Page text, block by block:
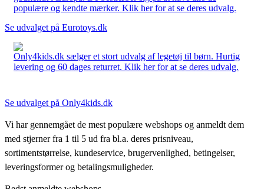
populære og kendte mærker. Klik her for at se deres udvalg.
Se udvalget på Eurotoys.dk
Only4kids.dk sælger et stort udvalg af legetøj til børn. Hurtig
levering og 60 dages returret. Klik her for at se deres udvalg.
Se udvalget på Only4kids.dk
Vi har gennemgået de mest populære webshops og anmeldt dem
med stjerner fra 1 til 5 ud fra bl.a. deres prisniveau,
sortimentstørrelse, kundeservice, brugervenlighed, betingelser,
leveringsformer og betalingsmuligheder.